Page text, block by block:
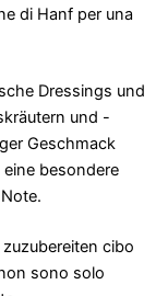
​​di Hanf per una
Dressings und
und -
Geschmack
besondere
cibo
sono solo